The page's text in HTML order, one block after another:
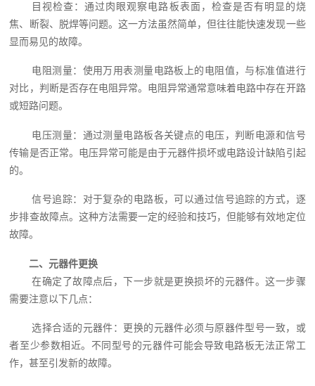
目视检查：通过肉眼观察电路板表面，检查是否有明显的烧
焦、断裂、脱焊等问题。这一方法虽然简单，但往往能快速发现一些
显而易见的故障。
电阻测量：使用万用表测量电路板上的电阻值，与标准值进行
对比，判断是否存在电阻异常。电阻异常通常意味着电路中存在开路
或短路问题。
电压测量：通过测量电路板各关键点的电压，判断电源和信号
传输是否正常。电压异常可能是由于元器件损坏或电路设计缺陷引起
的。
信号追踪：对于复杂的电路板，可以通过信号追踪的方式，逐
步排查故障点。这种方法需要一定的经验和技巧，但能够有效地定位
故障。
二、元器件更换
在确定了故障点后，下一步就是更换损坏的元器件。这一步骤
需要注意以下几点：
选择合适的元器件：更换的元器件必须与原器件型号一致，或
者至少参数相近。不同型号的元器件可能会导致电路板无法正常工
作，甚至引发新的故障。